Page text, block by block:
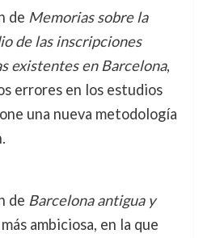
de Memorias sobre la
de las inscripciones
existentes en Barcelona,
errores en los estudios
una nueva metodología
de Barcelona antigua y
ambiciosa, en la que